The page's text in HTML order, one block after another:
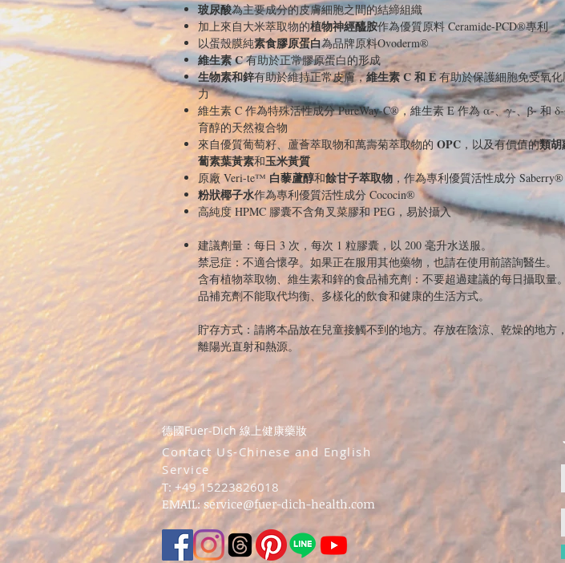
玻尿酸為主要成分的皮膚細胞之間的結締組織
加上來自大米萃取物的植物神經醯胺作為優質原料 Ceramide-PCD®專利
以蛋殼膜純素食膠原蛋白為品牌原料Ovoderm®
維生素 C有助於正常膠原蛋白的形成
生物素和鋅有助於維持正常皮膚，維生素 C 和 E有助於保護細胞免受氧
力
維生素 C 作為特殊活性成分 PureWay-C®，維生素 E 作為 α-、γ-、β- 和
育醇的天然複合物
來自優質葡萄籽、蘆薈萃取物和萬壽菊萃取物的 OPC ，以及有價值的類胡
蔔素葉黃素和玉米黃質
原廠 Veri-te™ 白藜蘆醇和餘甘子萃取物 ，作為專利優質活性成分 Saberry®
粉狀椰子水作為專利優質活性成分 Cococin®
高純度 HPMC 膠囊不含角叉菜膠和 PEG，易於攝入
建議劑量： 每日 3 次，每次 1 粒膠囊，以 200 毫升水送服。
禁忌症： 不適合懷孕。如果正在服用其他藥物，也請在使用前諮詢醫生。
含有植物萃取物、維生素和鋅的食品補充劑：不要超過建議的每日攝取量
品補充劑不能取代均衡、多樣化的飲食和健康的生活方式。
貯存方式：請將本品放在兒童接觸不到的地方。存放在陰涼、乾燥的地方
離陽光直射和熱源。
​Contact Us-Chinese and English
Service
T: +49 15223826018
EMAIL: service@fuer-dich-health.com
德國Fuer-Dich 線上健康藥妝